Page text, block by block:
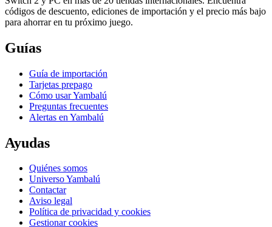
códigos de descuento, ediciones de importación y el precio más bajo
para ahorrar en tu próximo juego.
Guías
Guía de importación
Tarjetas prepago
Cómo usar Yambalú
Preguntas frecuentes
Alertas en Yambalú
Ayudas
Quiénes somos
Universo Yambalú
Contactar
Aviso legal
Política de privacidad y cookies
Gestionar cookies